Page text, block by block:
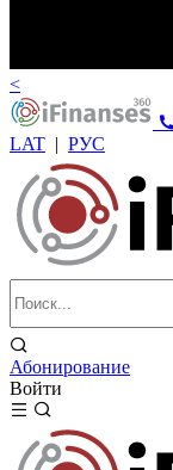
<
LAT | РУС
Абонирование
Войти